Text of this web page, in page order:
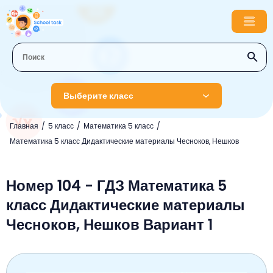
Выберите класс
Главная 5 класс
Математика 5 класс
Математика 5 класс Дидактические материалы Чесноков, Нешков
1 класс
Русский язык
Литературное чтение
Окружающий мир
Математика
Математика
Английский язык
Информатика
Литературное чтение
3 класс
Музыка
Окружающий мир
4 класс
Английский язык
Номер 104 - ГДЗ Математика 5
класс Дидактические материалы
Чесноков, Нешков Вариант 1